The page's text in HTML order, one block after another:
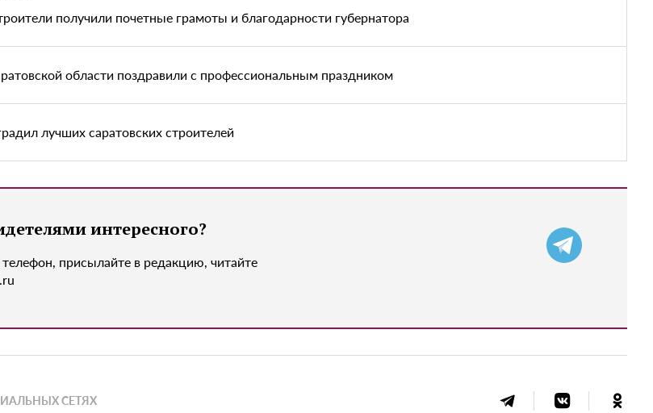
получили почетные грамоты и благодарности губернатора
области поздравили с профессиональным праздником
лучших саратовских строителей
интересного?
присылайте в редакцию, читайте
СЕТЯХ